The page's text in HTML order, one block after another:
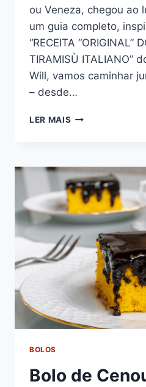
ou Veneza, chegou ao
um guia completo,
“RECEITA “ORIGINAL”
TIRAMISÙ ITALIANO”
Will, vamos caminhar
– desde…
LER MAIS TIRAMISU
FAZER
ESSA
DELICIOSA
SOBREMESA
BOLOS
Bolo de